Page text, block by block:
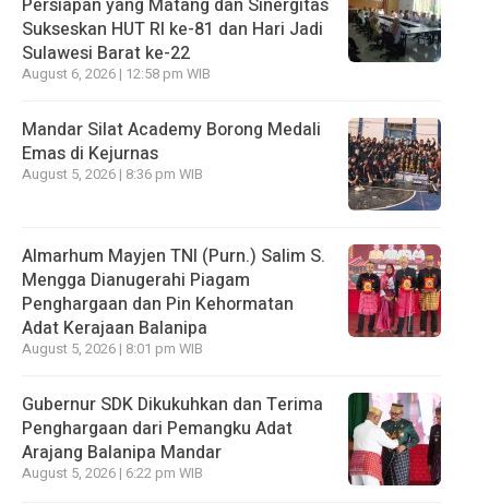
Sukseskan HUT RI ke-81 dan Hari Jadi
Sulawesi Barat ke-22
August 6, 2026 | 12:58 pm WIB
Mandar Silat Academy Borong Medali
Emas di Kejurnas
August 5, 2026 | 8:36 pm WIB
Almarhum Mayjen TNI (Purn.) Salim S.
Mengga Dianugerahi Piagam
Penghargaan dan Pin Kehormatan
Adat Kerajaan Balanipa
August 5, 2026 | 8:01 pm WIB
Gubernur SDK Dikukuhkan dan Terima
Penghargaan dari Pemangku Adat
Arajang Balanipa Mandar
August 5, 2026 | 6:22 pm WIB